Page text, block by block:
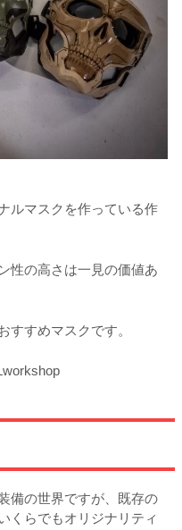
ルマスクを作っている作
性の高さは一見の価値あ
すすめマスクです。
備の世界ですが、既存の
くらでもオリジナリティ